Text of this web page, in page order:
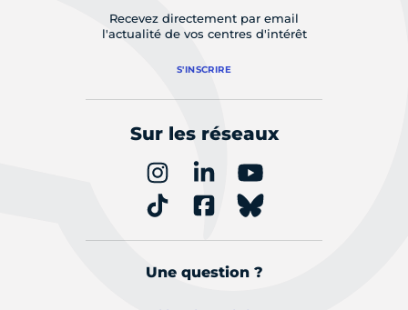
Recevez directement par email
l'actualité de vos centres d'intérêt
S'INSCRIRE
Sur les réseaux
Une question ?